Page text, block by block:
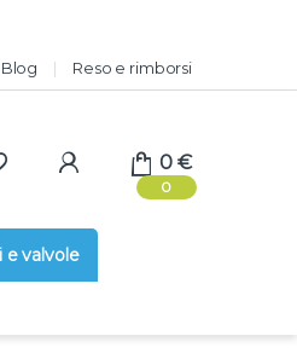
Blog Reso e rimborsi
0
0€
e valvole